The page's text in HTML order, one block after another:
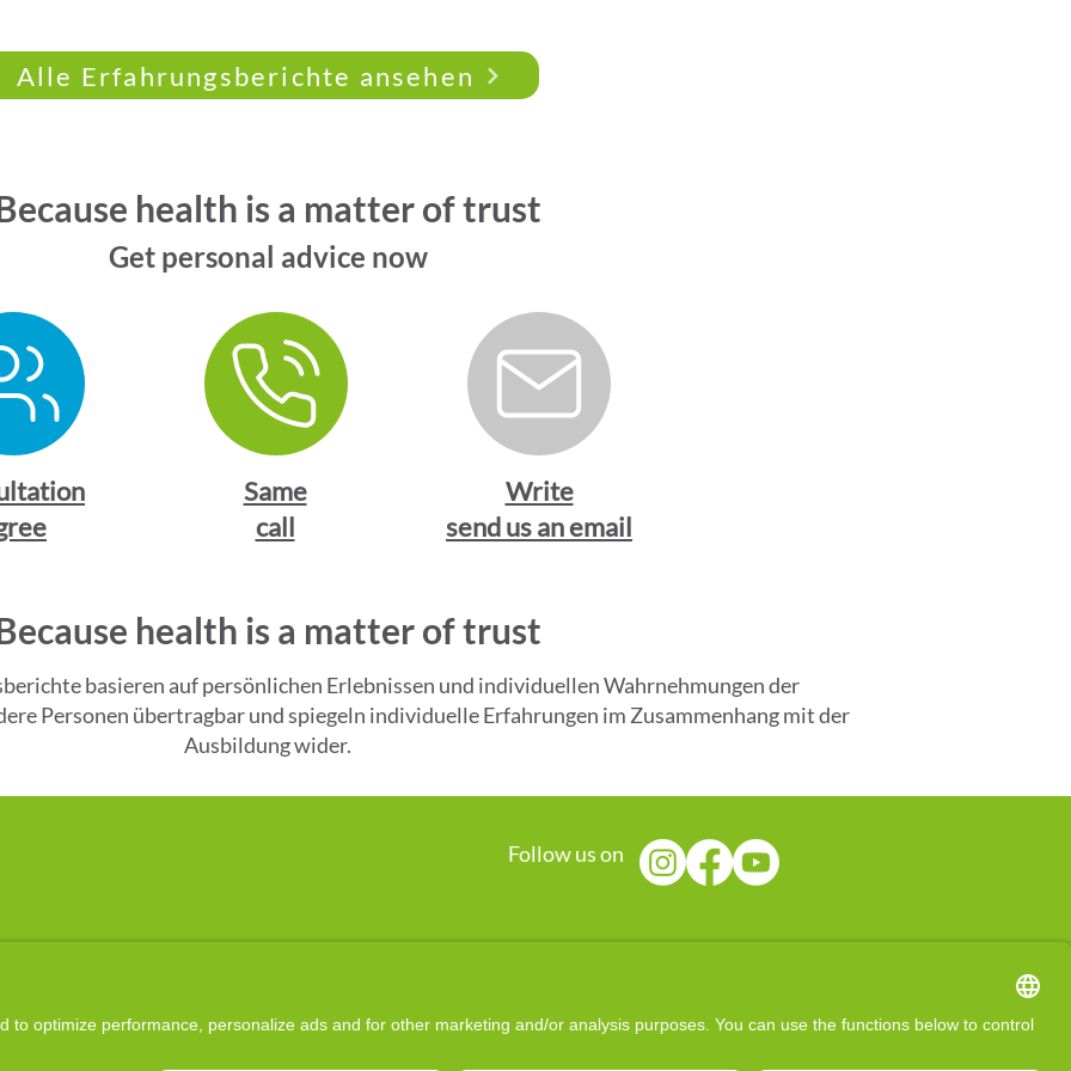
Alle Erfahrungsberichte ansehen
health is a matter of trust
Get personal advice now
Same
call
Write
send us an email
health is a matter of trust
basieren auf persönlichen Erlebnissen und individuellen Wahrnehmungen der
Personen übertragbar und spiegeln individuelle Erfahrungen im Zusammenhang mit der
Ausbildung wider.
Follow us on
presented on this website is based on a holistic, energetic approach. It is an energy-specific service aimed at
energetic balance. All services offered here are intended to potentially activate the body's self-healing